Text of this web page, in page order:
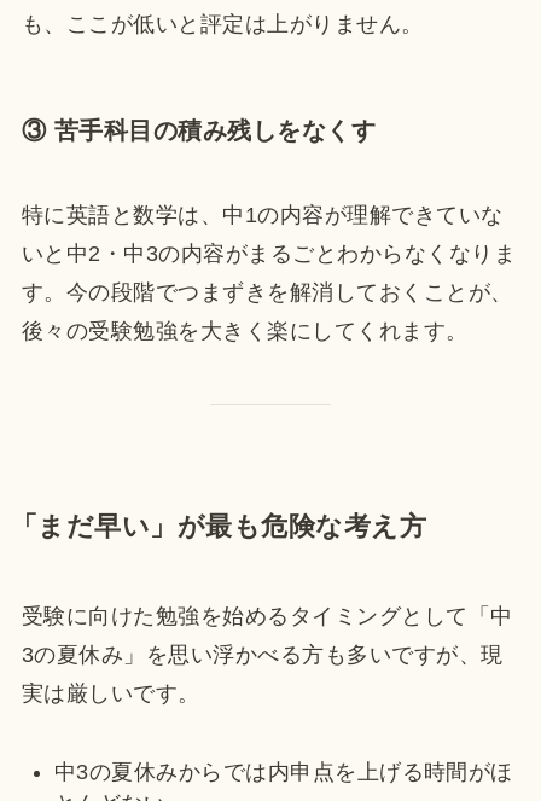
も、ここが低いと評定は上がりません。
③ 苦手科目の積み残しをなくす
特に英語と数学は、中1の内容が理解できていな
いと中2・中3の内容がまるごとわからなくなりま
す。今の段階でつまずきを解消しておくことが、
後々の受験勉強を大きく楽にしてくれます。
「まだ早い」が最も危険な考え方
受験に向けた勉強を始めるタイミングとして「中
3の夏休み」を思い浮かべる方も多いですが、現
実は厳しいです。
中3の夏休みからでは内申点を上げる時間がほ